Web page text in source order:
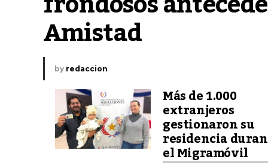
Amistad
by redaccion
Más de 1.000
extranjeros
gestionaron su
residencia
el Migramóvil